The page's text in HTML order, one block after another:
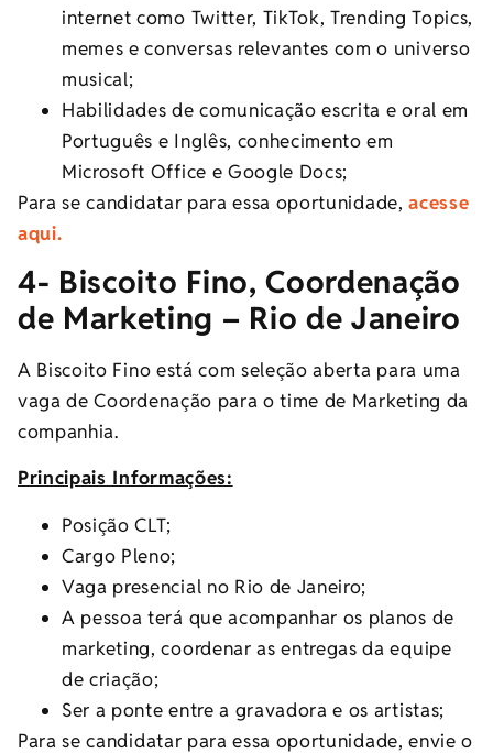
internet como Twitter, TikTok, Trending Topics,
memes e conversas relevantes com o universo
musical;
Habilidades de comunicação escrita e oral em
Português e Inglês, conhecimento em
Microsoft Office e Google Docs;
Para se candidatar para essa oportunidade,acesse
aqui.
4- Biscoito Fino, Coordenação
de Marketing – Rio de Janeiro
A Biscoito Fino está com seleção aberta para uma
vaga de Coordenação para o time de Marketing da
companhia.
Principais Informações:
Posição CLT;
Cargo Pleno;
Vaga presencial no Rio de Janeiro;
A pessoa terá que acompanhar os planos de
marketing, coordenar as entregas da equipe
de criação;
Ser a ponte entre a gravadora e os artistas;
Para se candidatar para essa oportunidade, envie o